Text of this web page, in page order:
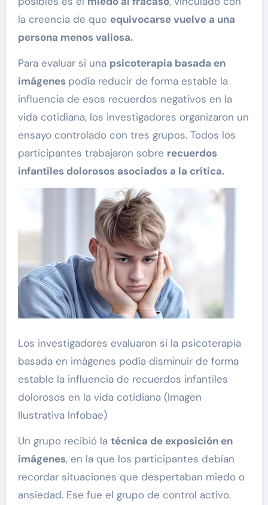
la creencia de que equivocarse vuelve a una
persona menos valiosa.
Para evaluar si una psicoterapia basada en
imágenes podía reducir de forma estable la
influencia de esos recuerdos negativos en la
vida cotidiana, los investigadores organizaron un
ensayo controlado con tres grupos. Todos los
participantes trabajaron sobre recuerdos
infantiles dolorosos asociados a la crítica.
Los investigadores evaluaron si la psicoterapia
basada en imágenes podía disminuir de forma
estable la influencia de recuerdos infantiles
dolorosos en la vida cotidiana (Imagen
Ilustrativa Infobae)
Un grupo recibió la técnica de exposición en
imágenes, en la que los participantes debían
recordar situaciones que despertaban miedo o
ansiedad. Ese fue el grupo de control activo.